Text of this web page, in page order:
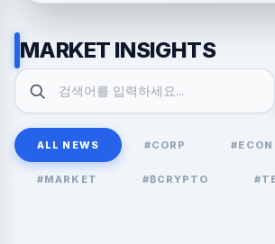
MARKET INSIGHTS
ALL NEWS #CORP #ECON
#MARKET #₿CRYPTO